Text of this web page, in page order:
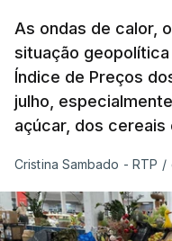
As ondas de calor,
situação
Índice de Preços
julho,
açúcar, dos
Cristina Sambado - RTP /